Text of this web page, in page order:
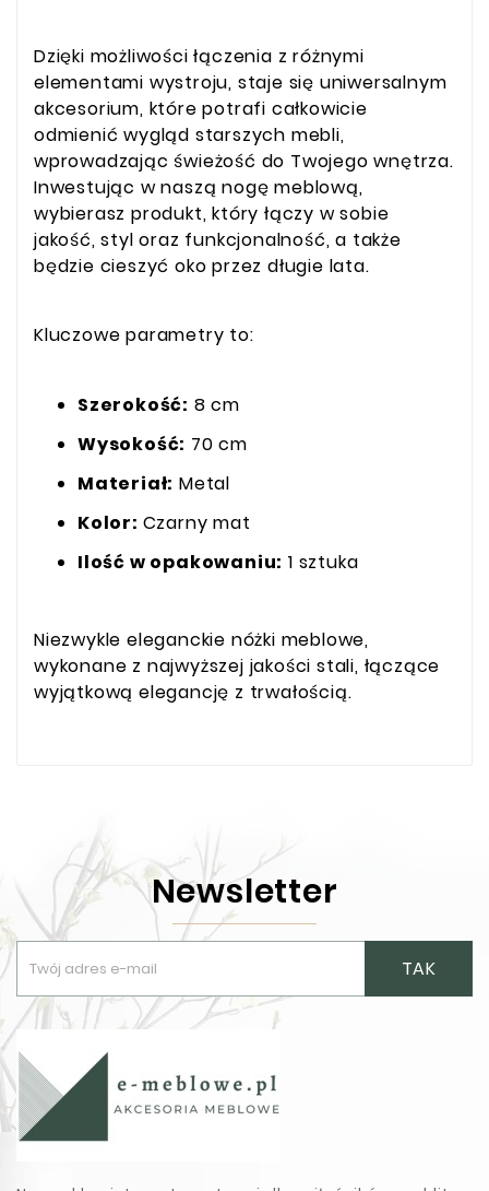
Dzięki możliwości łączenia z różnymi
elementami wystroju, staje się uniwersalnym
akcesorium, które potrafi całkowicie
odmienić wygląd starszych mebli,
wprowadzając świeżość do Twojego wnętrza.
Inwestując w naszą nogę meblową,
wybierasz produkt, który łączy w sobie
jakość, styl oraz funkcjonalność, a także
będzie cieszyć oko przez długie lata.
Kluczowe parametry to:
Szerokość: 8 cm
Wysokość: 70 cm
Materiał: Metal
Kolor: Czarny mat
Ilość w opakowaniu: 1 sztuka
Niezwykle eleganckie nóżki meblowe,
wykonane z najwyższej jakości stali, łączące
wyjątkową elegancję z trwałością.
Newsletter
TAK